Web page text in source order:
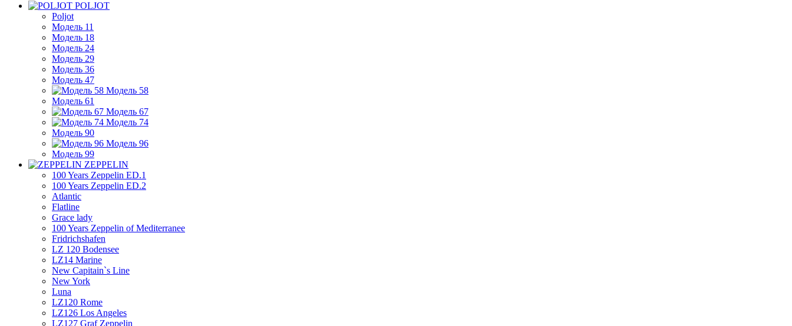
POLJOT
Poljot
Модель 11
Модель 18
Модель 24
Модель 29
Модель 36
Модель 47
Модель 58
Модель 61
Модель 67
Модель 74
Модель 90
Модель 96
Модель 99
ZEPPELIN
100 Years Zeppelin ED.1
100 Years Zeppelin ED.2
Atlantic
Flatline
Grace lady
100 Years Zeppelin of Mediterranee
Fridrichshafen
LZ 120 Bodensee
LZ14 Marine
New Capitain`s Line
New York
Luna
LZ120 Rome
LZ126 Los Angeles
LZ127 Graf Zeppelin